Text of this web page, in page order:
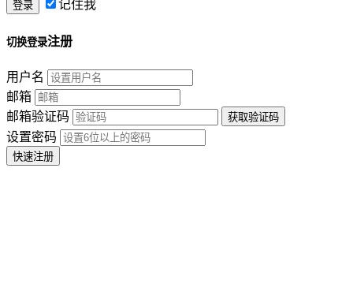
记住我
切换登录注册
用户名
邮箱
邮箱验证码
设置密码